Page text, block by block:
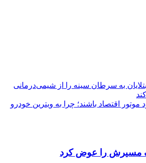
به سرطان سینه را از شیمی‌درمانی
موتور اقتصاد باشند؛ چرا به ویترین خودرو
مسیرش را عوض کرد